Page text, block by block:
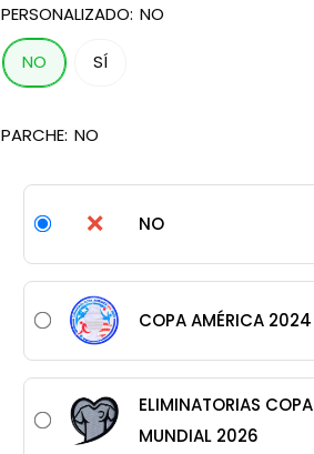
PERSONALIZADO: NO
NO SÍ
PARCHE: NO
❌ NO
COPA AMÉRICA 2024
ELIMINATORIAS COPA
MUNDIAL 2026